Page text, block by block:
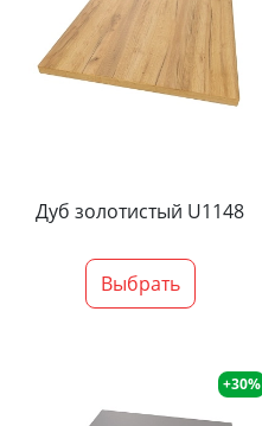
Дуб золотистый U1148
Выбрать
+30%